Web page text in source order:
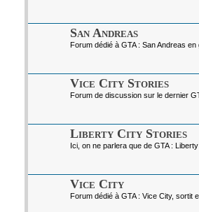
San Andreas
Forum dédié à GTA : San Andreas
Vice City Stories
Forum de discussion sur le dernier
Liberty City Stories
Ici, on ne parlera que de GTA :
Vice City
Forum dédié à GTA : Vice City, sortit